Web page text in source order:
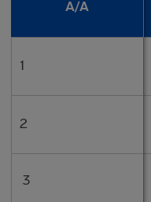
Α/Α
1
2
3
Α/Α
1
2
3